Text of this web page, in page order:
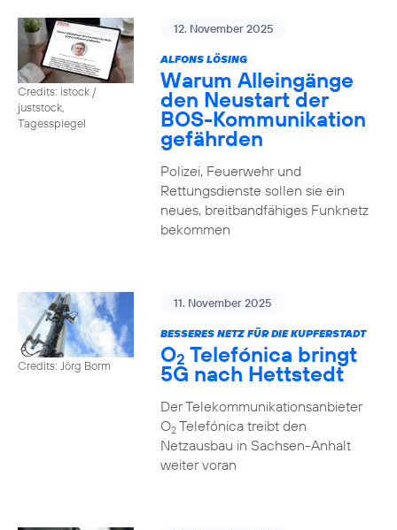
Credits: istock /
juststock,
Tagesspiegel
12. November 2025
ALFONS LÖSING
Warum Alleingänge
den Neustart der
BOS-Kommunikation
gefährden
Polizei, Feuerwehr und
Rettungsdienste sollen sie ein
neues, breitbandfähiges Funknetz
bekommen
Credits: Jörg Borm
11. November 2025
BESSERES NETZ FÜR DIE KUPFERSTADT
O2 Telefónica bringt
5G nach Hettstedt
Der Telekommunikationsanbieter
O2Telefónica treibt den
Netzausbau in Sachsen-Anhalt
weiter voran